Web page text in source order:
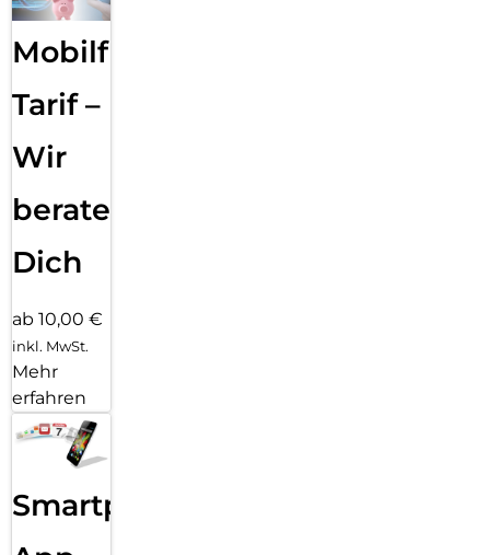
Mobilfunk
Tarif –
Wir
beraten
Dich
ab 10,00 €
inkl. MwSt.
Mehr
erfahren
Smartphone